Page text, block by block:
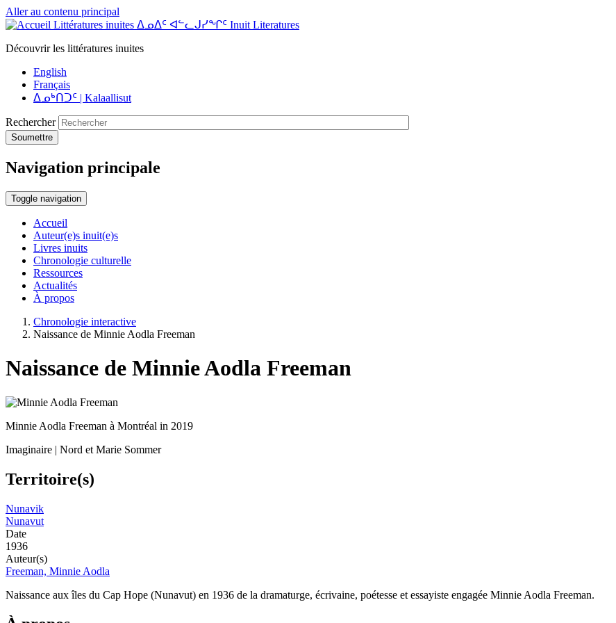
Aller au contenu principal
Littératures inuites ᐃᓄᐃᑦ ᐊᓪᓚᒍᓯᖏᑦ Inuit Literatures
Découvrir les littératures inuites
English
Français
ᐃᓄᒃᑎᑐᑦ | Kalaallisut
Rechercher
Soumettre
Navigation principale
Toggle navigation
Accueil
Auteur(e)s inuit(e)s
Livres inuits
Chronologie culturelle
Ressources
Actualités
À propos
Chronologie interactive
Naissance de Minnie Aodla Freeman
Naissance de Minnie Aodla Freeman
Minnie Aodla Freeman à Montréal in 2019
Imaginaire | Nord et Marie Sommer
Territoire(s)
Nunavik
Nunavut
Date
1936
Auteur(s)
Freeman, Minnie Aodla
Naissance aux îles du Cap Hope (Nunavut) en 1936 de la dramaturge, écrivaine, poétesse et essayiste engagée Minnie Aodla Freeman.